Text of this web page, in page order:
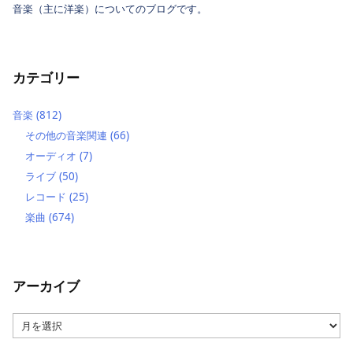
音楽（主に洋楽）についてのブログです。
カテゴリー
音楽 (812)
その他の音楽関連 (66)
オーディオ (7)
ライブ (50)
レコード (25)
楽曲 (674)
アーカイブ
ー